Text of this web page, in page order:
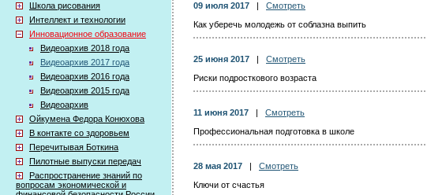
Школа рисования
Интеллект и технологии
Инновационное образование
Видеоархив 2018 года
Видеоархив 2017 года
Видеоархив 2016 года
Видеоархив 2015 года
Видеоархив
Ойкумена Федора Конюхова
В контакте со здоровьем
Перечитывая Боткина
Пилотные выпуски передач
Распространение знаний по
вопросам экономической и
09 июля 2017
Смотреть
Как уберечь молодежь от соблазна выпить
25 июня 2017
Смотреть
Риски подросткового возраста
11 июня 2017
Смотреть
Профессиональная подготовка в школе
28 мая 2017
Смотреть
Ключи от счастья